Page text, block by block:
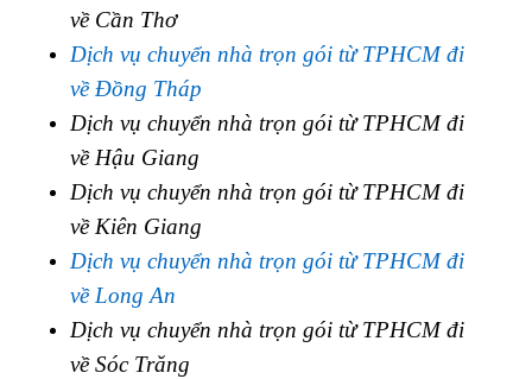
về Cần Thơ
Dịch vụ chuyển nhà trọn gói từ TPHCM đi
về Đồng Tháp
Dịch vụ chuyển nhà trọn gói từ TPHCM đi
về Hậu Giang
Dịch vụ chuyển nhà trọn gói từ TPHCM đi
về Kiên Giang
Dịch vụ chuyển nhà trọn gói từ TPHCM đi
về Long An
Dịch vụ chuyển nhà trọn gói từ TPHCM đi
về Sóc Trăng